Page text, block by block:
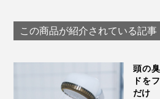
ッド
剤｜薬用
PRO
この商品が紹介されている記事
頭の
ドを
だけ